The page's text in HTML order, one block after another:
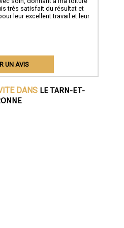
très satisfait du résultat et
leur excellent travail et leur
UN AVIS
DANS LE TARN-ET-